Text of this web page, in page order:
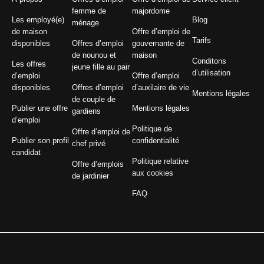
Les employé(e)
de maison
disponibles
Les offres
d’emploi
disponibles
Publier une offre
d’emploi
Publier son profil
candidat
femme de
ménage
Offres d’emploi
de nounou et
jeune fille au pair
Offres d’emploi
de couple de
gardiens
Offre d’emploi de
chef privé
Offre d’emplois
de jardinier
majordome
Offre d’emploi de
gouvernante de
maison
Offre d’emploi
d’auxilaire de vie
Mentions légales
Politique de
confidentialité
Politique relative
aux cookies
FAQ
Blog
Tarifs
Conditons
d’utilisation
Mentions légales